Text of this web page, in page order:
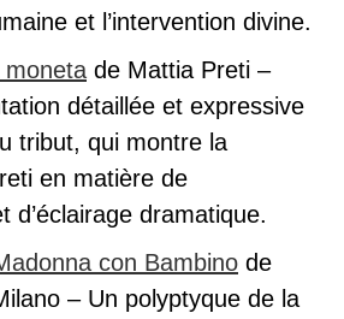
et l’intervention divine.
moneta de Mattia Preti –
détaillée et expressive
tribut, qui montre la
en matière de
d’éclairage dramatique.
con Bambino de
– Un polyptyque de la